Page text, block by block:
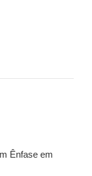
Ênfase em